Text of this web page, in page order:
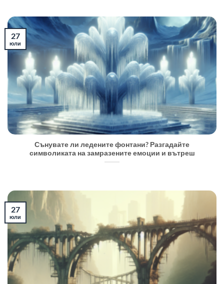
Сънувате ли ледените фонтани? Разгадайте
символиката на замразените емоции и вътреш
27
юли
27
юли